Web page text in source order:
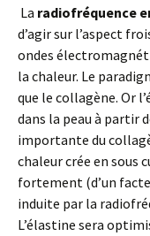
La radiofréquence
d’agir sur l’aspect
ondes
la chaleur. Le
que le collagène. Or
dans la peau à partir
importante du
chaleur crée en sous
fortement (d’un
induite par la
L’élastine sera